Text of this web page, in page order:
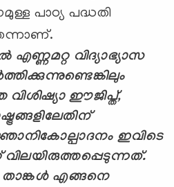
പാഠ്യ പദ്ധതി
എണ്ണമറ്റ വിദ്യാഭ്യാസ
ഈജിപ്ത്,
ഇവിടെ
വിലയിരുത്തപ്പെടുന്നത്.
എങ്ങനെ